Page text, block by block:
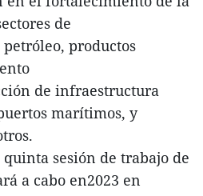
de
productos
de infraestructura
marítimos, y
sesión de trabajo de
a cabo en2023 en